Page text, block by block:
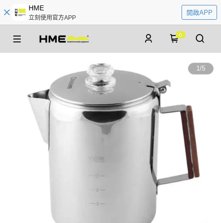
HME
立刻使用官方APP
開啟APP
0
1/5